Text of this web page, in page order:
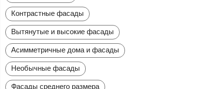
Контрастные фасады
Вытянутые и высокие фасады
Асимметричные дома и фасады
Необычные фасады
Фасады среднего размера